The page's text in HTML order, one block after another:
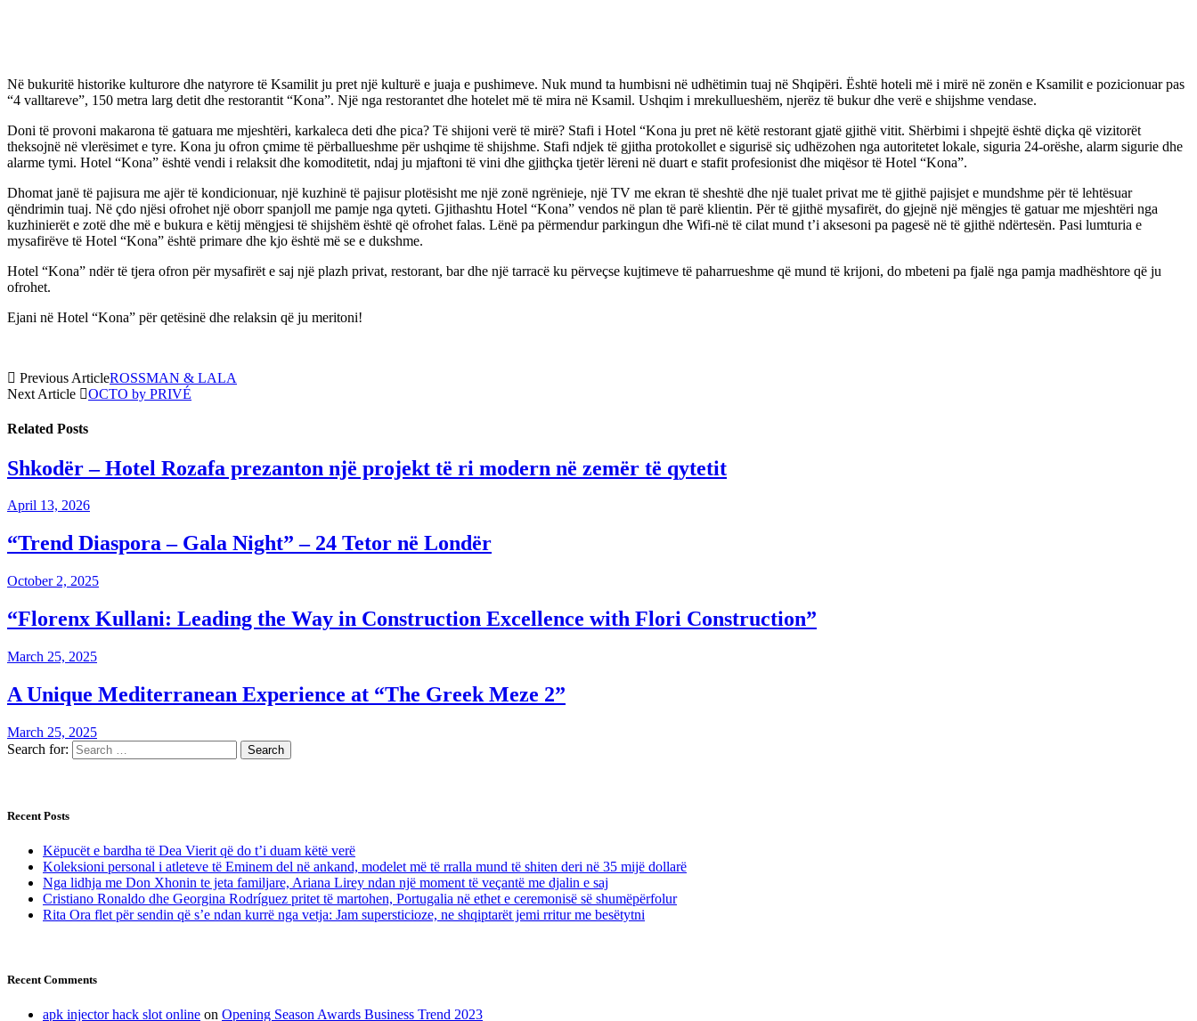
Në bukuritë historike kulturore dhe natyrore të Ksamilit ju pret një kulturë e juaja e pushimeve. Nuk mund ta humbisni në udhëtimin tuaj në Shqipëri. Është hoteli më i mirë në zonën e Ksamilit e pozicionuar pas
“4 valltareve”, 150 metra larg detit dhe restorantit “Kona”. Një nga restorantet dhe hotelet më të mira në Ksamil. Ushqim i mrekullueshëm, njerëz të bukur dhe verë e shijshme vendase.
Doni të provoni makarona të gatuara me mjeshtëri, karkaleca deti dhe pica? Të shijoni verë të mirë? Stafi i Hotel “Kona ju pret në këtë restorant gjatë gjithë vitit. Shërbimi i shpejtë është diçka që vizitorët
theksojnë në vlerësimet e tyre. Kona ju ofron çmime të përballueshme për ushqime të shijshme. Stafi ndjek të gjitha protokollet e sigurisë siç udhëzohen nga autoritetet lokale, siguria 24-orëshe, alarm sigurie dhe
alarme tymi. Hotel “Kona” është vendi i relaksit dhe komoditetit, ndaj ju mjaftoni të vini dhe gjithçka tjetër lëreni në duart e stafit profesionist dhe miqësor të Hotel “Kona”.
Dhomat janë të pajisura me ajër të kondicionuar, një kuzhinë të pajisur plotësisht me një zonë ngrënieje, një TV me ekran të sheshtë dhe një tualet privat me të gjithë pajisjet e mundshme për të lehtësuar
qëndrimin tuaj. Në çdo njësi ofrohet një oborr spanjoll me pamje nga qyteti. Gjithashtu Hotel “Kona” vendos në plan të parë klientin. Për të gjithë mysafirët, do gjejnë një mëngjes të gatuar me mjeshtëri nga
kuzhinierët e zotë dhe më e bukura e këtij mëngjesi të shijshëm është që ofrohet falas. Lënë pa përmendur parkingun dhe Wifi-në të cilat mund t’i aksesoni pa pagesë në të gjithë ndërtesën. Pasi lumturia e
mysafirëve të Hotel “Kona” është primare dhe kjo është më se e dukshme.
Hotel “Kona” ndër të tjera ofron për mysafirët e saj një plazh privat, restorant, bar dhe një tarracë ku përveçse kujtimeve të paharrueshme që mund të krijoni, do mbeteni pa fjalë nga pamja madhështore që ju
ofrohet.
Ejani në Hotel “Kona” për qetësinë dhe relaksin që ju meritoni!
Previous ArticleROSSMAN & LALA
Next Article
OCTO by PRIVÉ
Related Posts
Shkodër – Hotel Rozafa prezanton një projekt të ri modern në zemër të qytetit
April 13, 2026
“Trend Diaspora – Gala Night” – 24 Tetor në Londër
October 2, 2025
“Florenx Kullani: Leading the Way in Construction Excellence with Flori Construction”
March 25, 2025
A Unique Mediterranean Experience at “The Greek Meze 2”
March 25, 2025
Search for:
Recent Posts
Këpucët e bardha të Dea Vierit që do t’i duam këtë verë
Koleksioni personal i atleteve të Eminem del në ankand, modelet më të rralla mund të shiten deri në 35 mijë dollarë
Nga lidhja me Don Xhonin te jeta familjare, Ariana Lirey ndan një moment të veçantë me djalin e saj
Cristiano Ronaldo dhe Georgina Rodríguez pritet të martohen, Portugalia në ethet e ceremonisë së shumëpërfolur
Rita Ora flet për sendin që s’e ndan kurrë nga vetja: Jam supersticioze, ne shqiptarët jemi rritur me besëtytni
Recent Comments
apk injector hack slot online on Opening Season Awards Business Trend 2023